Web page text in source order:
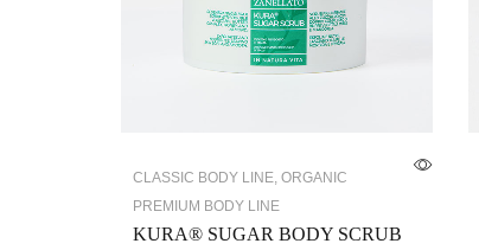
CLASSIC BODY LINE, ORGANIC
PREMIUM BODY LINE
KURA® SUGAR BODY SCRUB